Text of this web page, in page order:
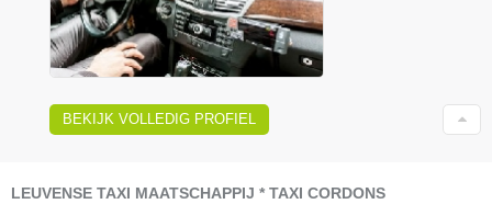
BEKIJK VOLLEDIG PROFIEL
LEUVENSE TAXI MAATSCHAPPIJ * TAXI CORDONS